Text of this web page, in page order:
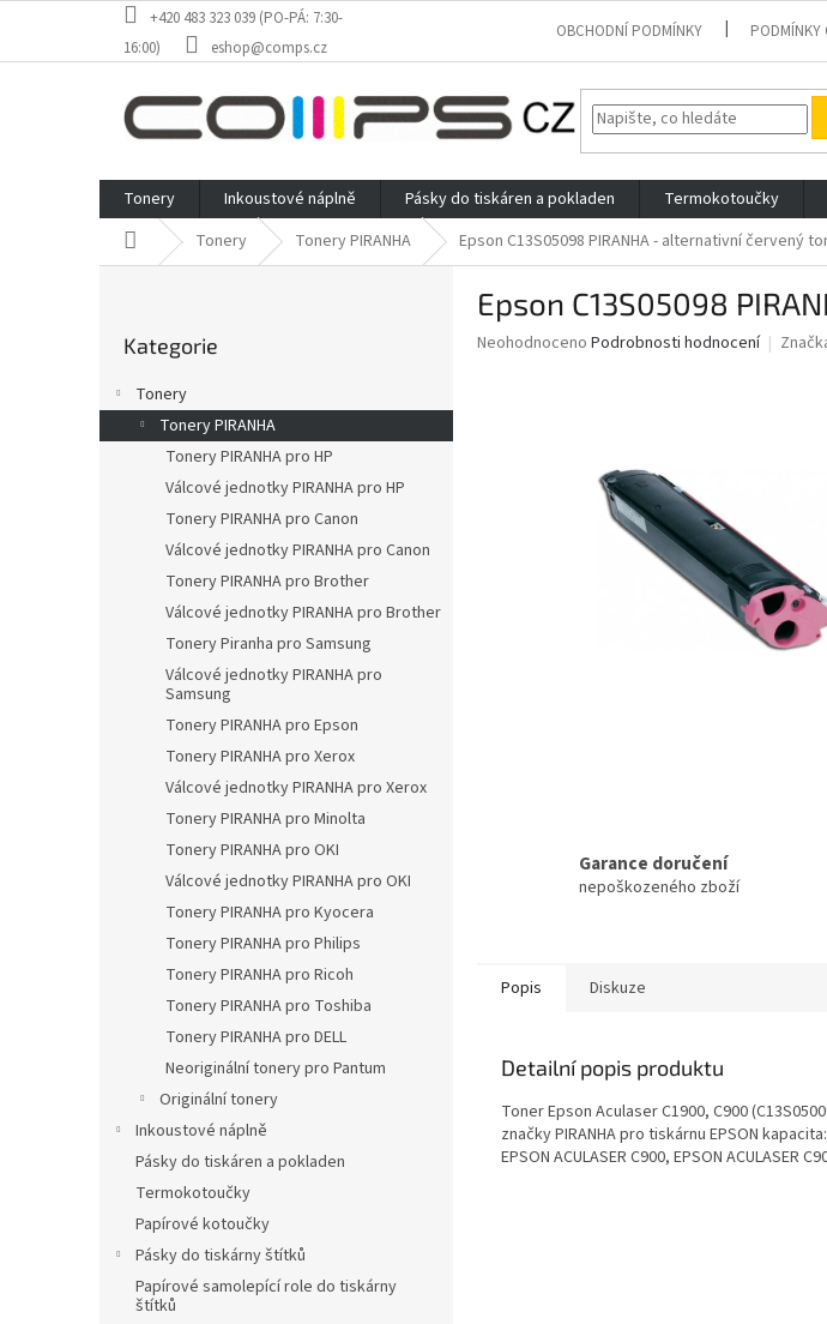
obsah
+420 483 323 039 (PO-PÁ: 7:30-
16:00)
eshop@comps.cz
OBCHODNÍ PODMÍNKY PODMÍNKY
Tonery Inkoustové náplně Pásky do tiskáren a pokladen Termokotoučky
Domů Tonery Tonery PIRANHA Epson C13S05098 PIRANHA - alternativní červený
a
n
kategorie
Kategorie
Tonery
Tonery PIRANHA
Tonery PIRANHA pro HP
Válcové jednotky PIRANHA pro HP
Tonery PIRANHA pro Canon
Válcové jednotky PIRANHA pro Canon
Tonery PIRANHA pro Brother
Válcové jednotky PIRANHA pro Brother
Tonery Piranha pro Samsung
Válcové jednotky PIRANHA pro
Samsung
Tonery PIRANHA pro Epson
Tonery PIRANHA pro Xerox
Válcové jednotky PIRANHA pro Xerox
Tonery PIRANHA pro Minolta
Tonery PIRANHA pro OKI
Válcové jednotky PIRANHA pro OKI
Tonery PIRANHA pro Kyocera
Tonery PIRANHA pro Philips
Tonery PIRANHA pro Ricoh
Tonery PIRANHA pro Toshiba
Tonery PIRANHA pro DELL
Neoriginální tonery pro Pantum
Originální tonery
Inkoustové náplně
Pásky do tiskáren a pokladen
Termokotoučky
Papírové kotoučky
Pásky do tiskárny štítků
Papírové samolepící role do tiskárny
štítků
Epson C13S05098
Průměrné
Neohodnoceno Podrobnosti hodnocení
Garance doručení
nepoškozeného zboží
Popis Diskuze
Detailní popis produktu
Toner Epson Aculaser C1900, C900
značky PIRANHA pro tiskárnu EPSON
EPSON ACULASER C900, EPSON ACULASER